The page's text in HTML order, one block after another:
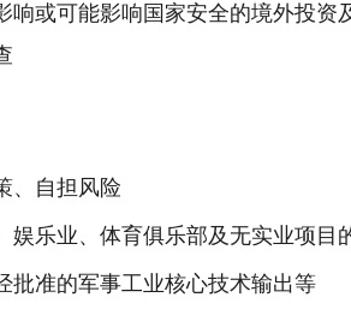
响或可能影响国家安全的境外投资
、自担风险
娱乐业、体育俱乐部及无实业项目
批准的军事工业核心技术输出等